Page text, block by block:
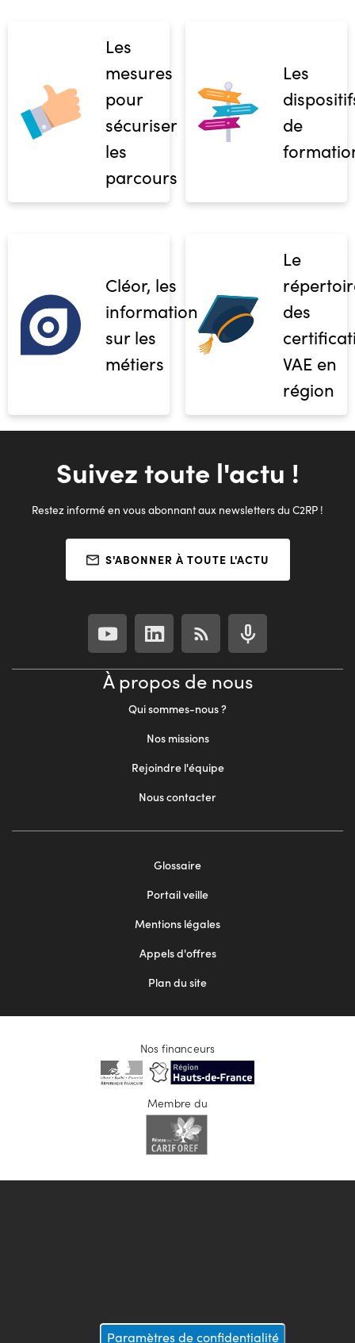
Les
mesures
pour
sécuriser
les
parcours
Les
de
Cléor, les
informations
sur les
métiers
Le
des
VAE en
région
Suivez toute l'actu !
Restez informé en vous abonnant aux newsletters du C2RP !
S'ABONNER À TOUTE L'ACTU
À propos de nous
Qui sommes-nous ?
Nos missions
Rejoindre l'équipe
Nous contacter
Glossaire
Portail veille
Mentions légales
Appels d'offres
Plan du site
Nos financeurs
Membre du
Paramètres de confidentialité